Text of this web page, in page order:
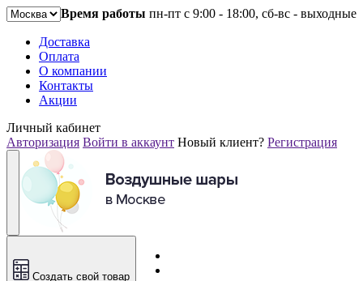
Время работы пн-пт с 9:00 - 18:00, сб-вс - выходные
Доставка
Оплата
О компании
Контакты
Акции
Личный кабинет
Авторизация Войти в аккаунт Новый клиент? Регистрация
Создать свой товар